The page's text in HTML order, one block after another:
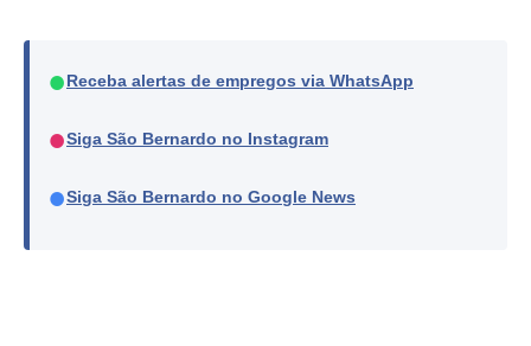
● Receba alertas de empregos via WhatsApp
●Siga São Bernardo no Instagram
●Siga São Bernardo no Google News